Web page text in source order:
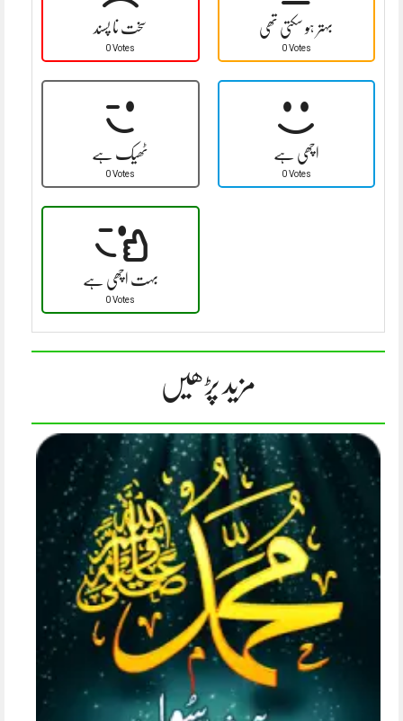
سخت نا پسند
0 Votes
بہتر ہو سکتی تھی
0 Votes
ٹھیک ہے
0 Votes
اچھی ہے
0 Votes
بہت اچھی ہے
0 Votes
مزید پڑھیں